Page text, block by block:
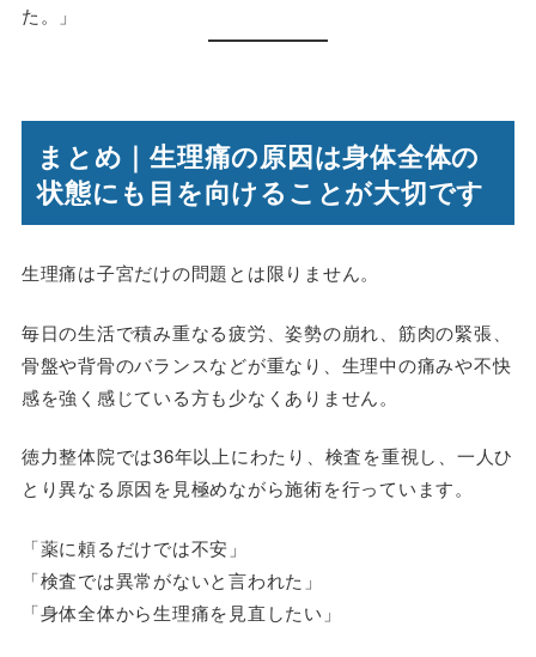
た。」
まとめ｜生理痛の原因は身体全体の
状態にも目を向けることが大切です
生理痛は子宮だけの問題とは限りません。
毎日の生活で積み重なる疲労、姿勢の崩れ、筋肉の緊張、
骨盤や背骨のバランスなどが重なり、生理中の痛みや不快
感を強く感じている方も少なくありません。
徳力整体院では36年以上にわたり、検査を重視し、一人ひ
とり異なる原因を見極めながら施術を行っています。
「薬に頼るだけでは不安」
「検査では異常がないと言われた」
「身体全体から生理痛を見直したい」